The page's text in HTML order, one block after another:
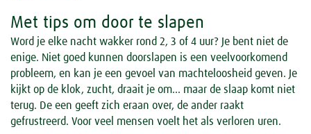
Met tips om door te slapen
Word je elke nacht wakker rond 2, 3 of 4 uur? Je bent niet de
enige. Niet goed kunnen doorslapen is een veelvoorkomend
probleem, en kan je een gevoel van machteloosheid geven. Je
kijkt op de klok, zucht, draait je om… maar de slaap komt niet
terug. De een geeft zich eraan over, de ander raakt
gefrustreerd. Voor veel mensen voelt het als verloren uren.